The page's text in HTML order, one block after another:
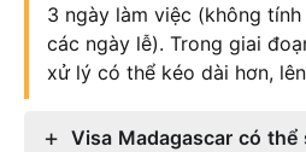
3 ngày làm việc (không
các ngày lễ). Trong giai
xử lý có thể kéo dài hơn,
Visa Madagascar có